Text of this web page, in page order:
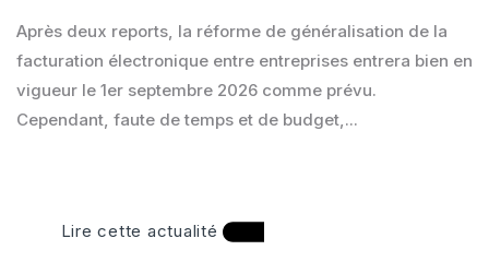
Après deux reports, la réforme de généralisation de la
facturation électronique entre entreprises entrera bien en
vigueur le 1er septembre 2026 comme prévu.
Cependant, faute de temps et de budget,...
Lire cette actualité